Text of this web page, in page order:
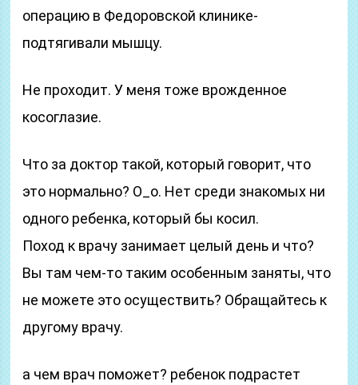
операцию в Федоровской клинике-
подтягивали мышцу.
Не проходит. У меня тоже врожденное
косоглазие.
Что за доктор такой, который говорит, что
это нормально? О_о. Нет среди знакомых ни
одного ребенка, который бы косил.
Поход к врачу занимает целый день и что?
Вы там чем-то таким особенным заняты, что
не можете это осуществить? Обращайтесь к
другому врачу.
а чем врач поможет? ребенок подрастет